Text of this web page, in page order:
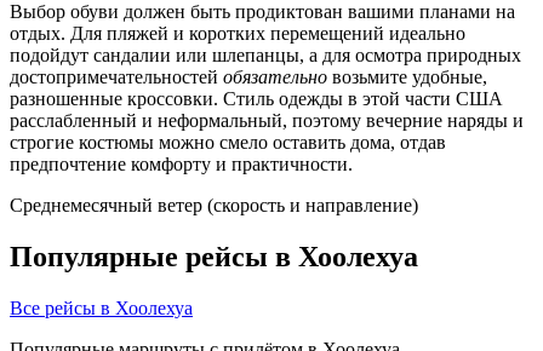
Выбор обуви должен быть продиктован вашими планами на
отдых. Для пляжей и коротких перемещений идеально
подойдут сандалии или шлепанцы, а для осмотра природных
достопримечательностей обязательно возьмите удобные,
разношенные кроссовки. Стиль одежды в этой части США
расслабленный и неформальный, поэтому вечерние наряды и
строгие костюмы можно смело оставить дома, отдав
предпочтение комфорту и практичности.
Среднемесячный ветер (скорость и направление)
Популярные рейсы в Хоолехуа
Все рейсы в Хоолехуа